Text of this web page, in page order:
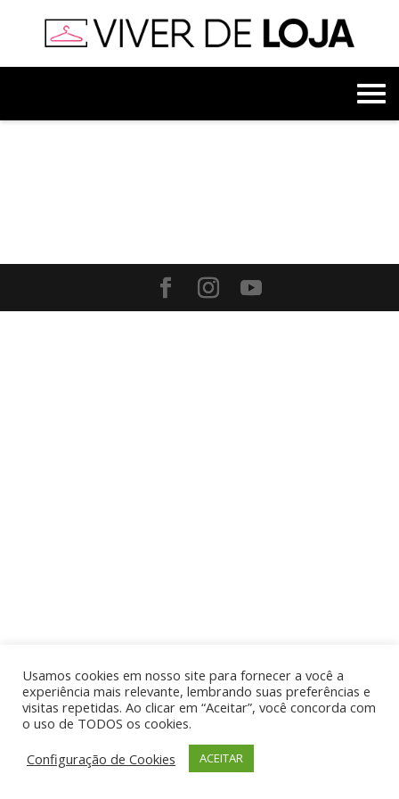
Usamos cookies em nosso site para fornecer a você a
experiência mais relevante, lembrando suas preferências e
visitas repetidas. Ao clicar em “Aceitar”, você concorda com
o uso de TODOS os cookies.
Configuração de Cookies
ACEITAR